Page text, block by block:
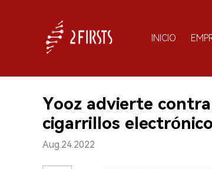
INICIO
Yooz advierte
cigarrillos
Aug.24.2022